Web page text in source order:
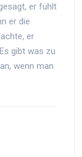
er fühlt
er die
er
gibt was zu
wenn man